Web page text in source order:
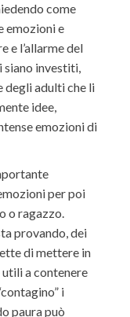
come
emozioni e
e l’allarme del
siano investiti,
degli adulti che li
idee,
emozioni di
per poi
o ragazzo.
provando, dei
di mettere in
utili a contenere
i
paura può